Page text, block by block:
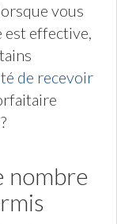
vous
est effective,
de recevoir
nombre